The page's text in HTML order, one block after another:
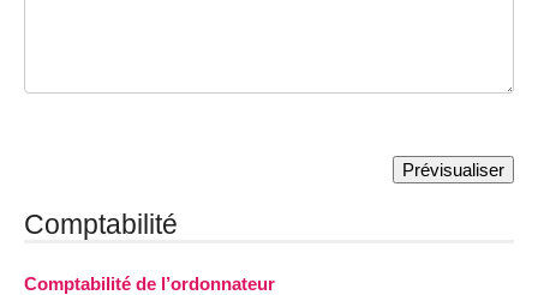
Comptabilité
Comptabilité de l’ordonnateur